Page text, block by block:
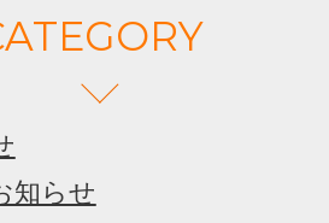
知らせ